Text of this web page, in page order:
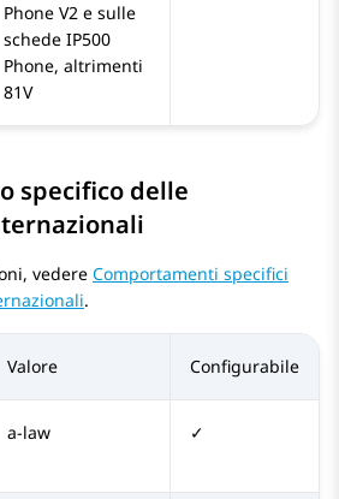
Phone V2 e sulle
schede IP500
Phone, altrimenti
81V
specifico delle
vedere Comportamenti specifici
.
Valore Configurabile
a-law ✓